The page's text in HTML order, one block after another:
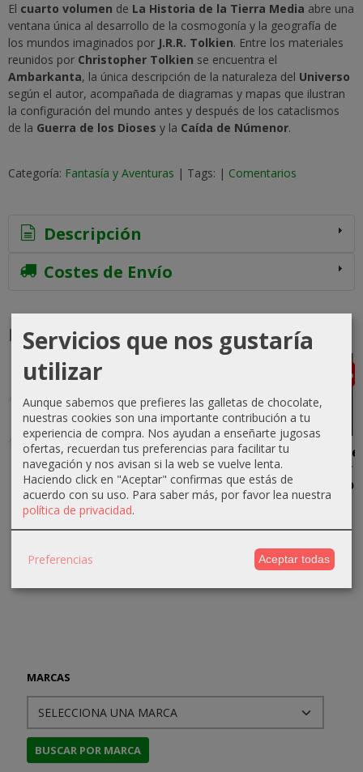
MARCAS
El cuarto volumen de La Historia de la Tierra Media abre una
ventana única al desarrollo de la cosmogonía y la geografía de
los mundos imaginados por J.R.R. Tolkien. Entre los materiales
reunidos por Christopher Tolkien se encuentra el
Ambarkanta, la única descripción de la naturaleza del Universo
según el autor, acompañada de diagramas y mapas que ilustran
la configuración del mundo antes y después de los cataclismos
de la Guerra de los Dioses y la Caída de Númenor.
Categoría: Fantasía y Aventuras | Tags: | Comentarios
Descripción
Costes de Envío
Productos Relacionados
Agotado -5 %
Cuentos
Inconclusos.
Ilustrado
por...
28,50 €
Weird West,
Volumen 4
18,00 €
Agotado
Jimgrim y el
Diablo de
Ludd
-5 %
La Caída de
Númenor
(ilustrado
por...
20,85 €
21,95 €
Servicios que nos gustaría
utilizar
Aunque sabemos que prefieres las galletas de chocolate,
nuestras cookies son una importante contribución a tu
experiencia de compra. Nos ayudan a enseñarte jugosas
ofertas, recuerdan tus preferencias para facilitar tu
navegación y nos avisan si la web se vuelve lenta.
Haciendo click en "Aceptar" confirmas que estás de
acuerdo con su uso. Para saber más, por favor lea nuestra
política de privacidad.
Preferencias Aceptar todas